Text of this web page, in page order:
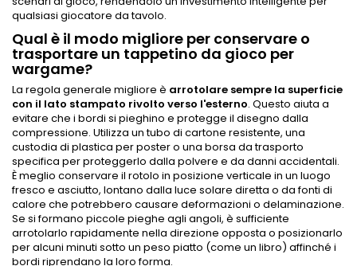
qualsiasi giocatore da tavolo.
Qual è il modo migliore per conservare o
trasportare un tappetino da gioco per
wargame?
La regola generale migliore è arrotolare sempre la superficie
con il lato stampato rivolto verso l'esterno. Questo aiuta a
evitare che i bordi si pieghino e protegge il disegno dalla
compressione. Utilizza un tubo di cartone resistente, una
custodia di plastica per poster o una borsa da trasporto
specifica per proteggerlo dalla polvere e da danni accidentali.
È meglio conservare il rotolo in posizione verticale in un luogo
fresco e asciutto, lontano dalla luce solare diretta o da fonti di
calore che potrebbero causare deformazioni o delaminazione.
Se si formano piccole pieghe agli angoli, è sufficiente
arrotolarlo rapidamente nella direzione opposta o posizionarlo
per alcuni minuti sotto un peso piatto (come un libro) affinché i
bordi riprendano la loro forma.